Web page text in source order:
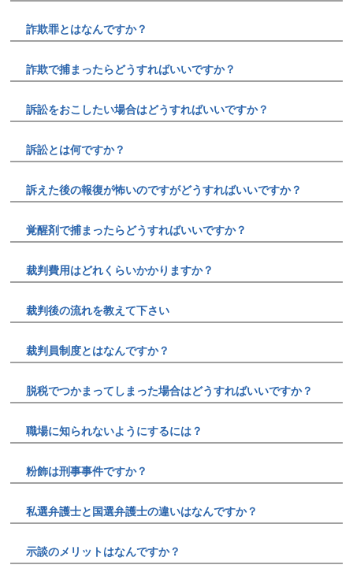
詐欺罪とはなんですか？
詐欺で捕まったらどうすればいいですか？
訴訟をおこしたい場合はどうすればいいですか？
訴訟とは何ですか？
訴えた後の報復が怖いのですがどうすればいいですか？
覚醒剤で捕まったらどうすればいいですか？
裁判費用はどれくらいかかりますか？
裁判後の流れを教えて下さい
裁判員制度とはなんですか？
脱税でつかまってしまった場合はどうすればいいですか？
職場に知られないようにするには？
粉飾は刑事事件ですか？
私選弁護士と国選弁護士の違いはなんですか？
示談のメリットはなんですか？